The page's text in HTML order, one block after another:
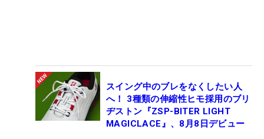
スイング中のブレをなくしたい人
へ！ 3種類の伸縮性ヒモ採用のブリ
ヂストン『ZSP-BITER LIGHT
MAGICLACE』、8月8日デビュー